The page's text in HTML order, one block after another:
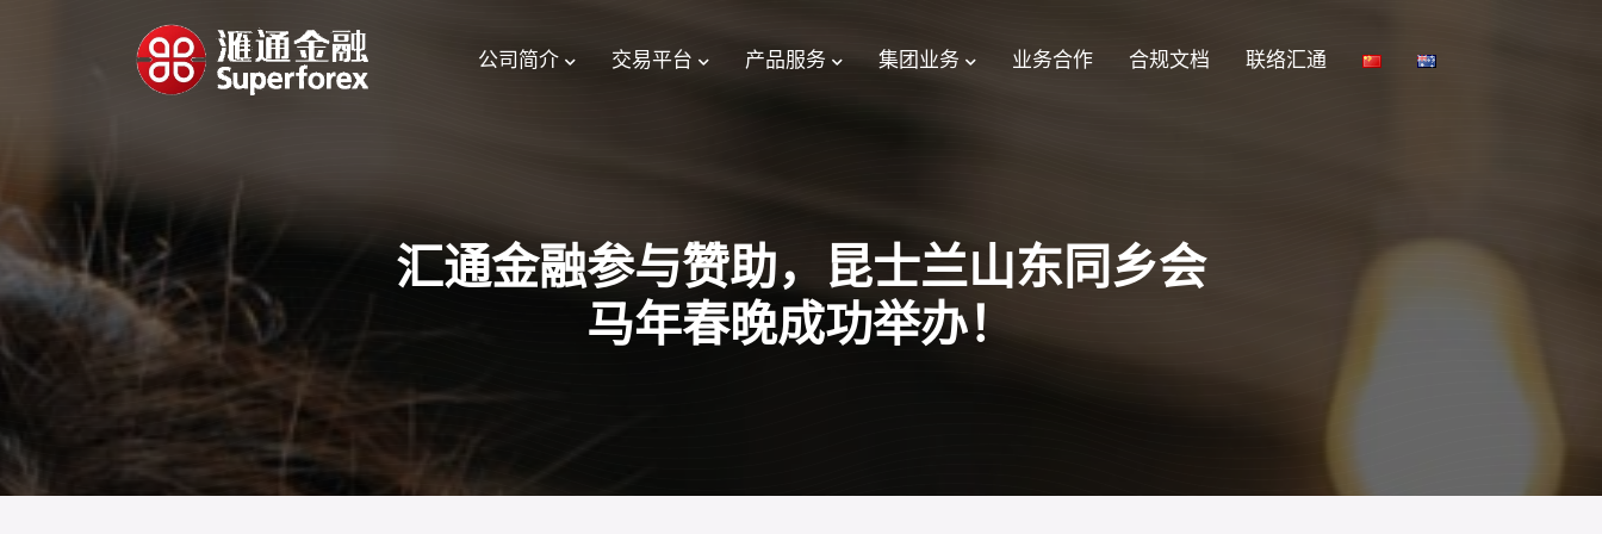
公司简介 交易平台 产品服务 集团业务 业务合作 合规文档 联络汇通
汇通金融参与赞助，昆士兰山东同乡会
马年春晚成功举办！